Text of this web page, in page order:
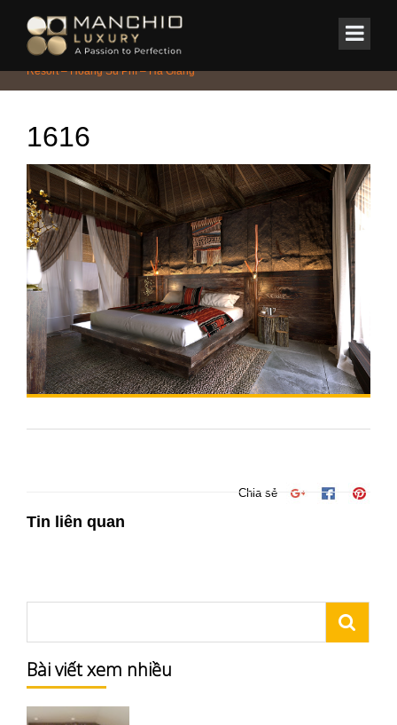
Home/DỰ ÁN TIÊU BIỂU/Dự án Kiến Trúc Quy Hoạch PanHou
Resort – Hoàng Su Phì – Hà Giang
1616
Chia sẻ
Tin liên quan
Bài viết xem nhiều